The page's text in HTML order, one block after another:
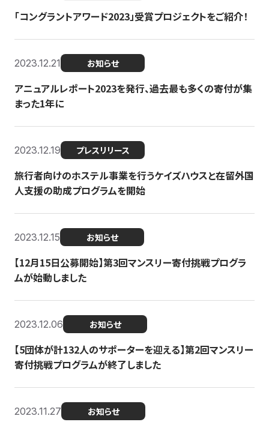
「コングラントアワード2023」受賞プロジェクトをご紹介！
2023.12.21 お知らせ
アニュアルレポート2023を発行、過去最も多くの寄付が集
まった1年に
2023.12.19 プレスリリース
旅行者向けのホステル事業を行うケイズハウスと在留外国
人支援の助成プログラムを開始
2023.12.15 お知らせ
【12月15日公募開始】第3回マンスリー寄付挑戦プログラ
ムが始動しました
2023.12.06 お知らせ
【5団体が計132人のサポーターを迎える】第2回マンスリー
寄付挑戦プログラムが終了しました
2023.11.27 お知らせ